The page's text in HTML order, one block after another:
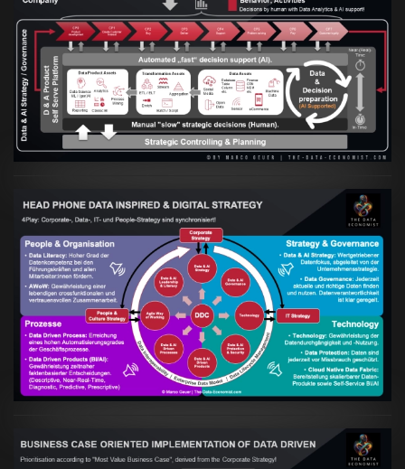
Artikel:Prozesse und Daten müssen Hand
in Hand gehen
VIEW
Artikel:Kennst Du schon die "Head Phone
Data Driven Strategy"?
VIEW